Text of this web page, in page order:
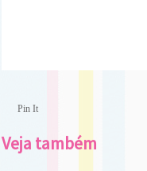
Pin It
Veja também